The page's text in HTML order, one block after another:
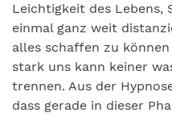
Leichtigkeit des Lebens,
einmal ganz weit
alles schaffen zu
stark uns kann keiner
trennen. Aus der
dass gerade in dieser